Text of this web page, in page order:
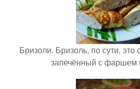
Бризоли. Бризоль, по сути, это
запечённый с фаршем